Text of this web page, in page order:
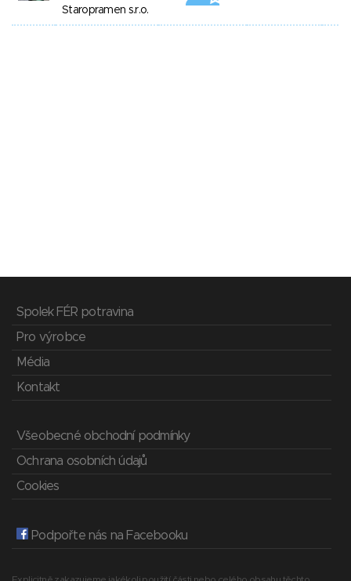
Staropramen s.r.o.
Spolek FÉR potravina
Pro výrobce
Média
Kontakt
Všeobecné obchodní podmínky
Ochrana osobních údajů
Cookies
Podpořte nás na Facebooku